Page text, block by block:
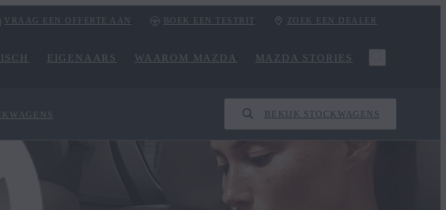
VRAAG EEN OFFERTE AAN BOEK EEN TESTRIT ZOEK EEN DEALER
EIGENAARS WAAROM MAZDA MAZDA STORIES
BEKIJK STOCKWAGENS